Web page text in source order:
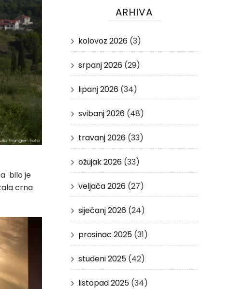
bilo je
crna
ARHIVA
kolovoz 2026(3)
srpanj 2026(29)
lipanj 2026(34)
svibanj 2026(48)
travanj 2026(33)
ožujak 2026(33)
veljača 2026(27)
siječanj 2026(24)
prosinac 2025(31)
studeni 2025(42)
listopad 2025(34)